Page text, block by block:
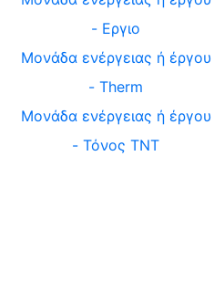
- Εργιο
Μονάδα ενέργειας ή έργου
- Therm
Μονάδα ενέργειας ή έργου
- Τόνος TNT